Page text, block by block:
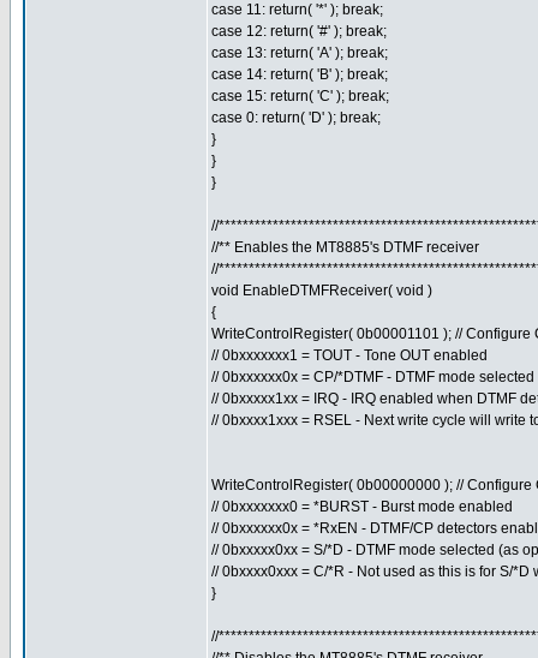
case 11: return( '*' ); break;
case 12: return( '#' ); break;
case 13: return( 'A' ); break;
case 14: return( 'B' ); break;
case 15: return( 'C' ); break;
case 0: return( 'D' ); break;
}
}
}
//
//** Enables the MT8885's DTMF receiver
//
void EnableDTMFReceiver( void )
{
WriteControlRegister( 0b00001101 ); // Configure
// 0bxxxxxxx1 = TOUT - Tone OUT enabled
// 0bxxxxxx0x = CP/*DTMF - DTMF mode selected
// 0bxxxxx1xx = IRQ - IRQ enabled when DTMF
// 0bxxxx1xxx = RSEL - Next write cycle will write
WriteControlRegister( 0b00000000 ); // Configure
// 0bxxxxxxx0 = *BURST - Burst mode enabled
// 0bxxxxxx0x = *RxEN - DTMF/CP detectors
// 0bxxxxx0xx = S/*D - DTMF mode selected (as
// 0bxxxx0xxx = C/*R - Not used as this is for S/
}
//